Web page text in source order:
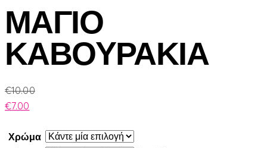
ΜΑΓΙΟ
ΚΑΒΟΥΡΑΚΙΑ
€10.00
€7.00
Χρώμα